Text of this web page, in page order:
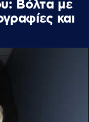
Βόλτα με
και